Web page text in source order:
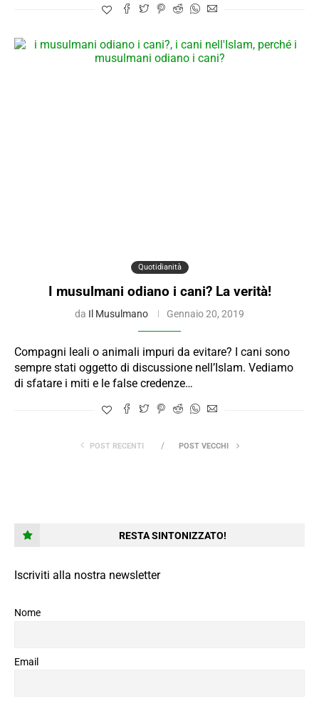
Quotidianità
I musulmani odiano i cani? La verità!
da Il Musulmano Gennaio 20, 2019
Compagni leali o animali impuri da evitare? I cani sono
sempre stati oggetto di discussione nell’Islam. Vediamo
di sfatare i miti e le false credenze…
POST RECENTI POST VECCHI
RESTA SINTONIZZATO!
Iscriviti alla nostra newsletter
Nome
Email